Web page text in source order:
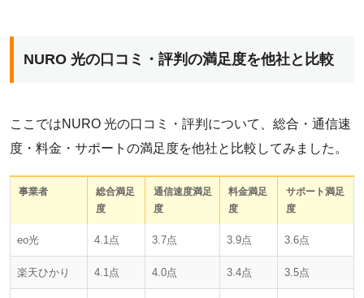
NURO 光の口コミ・評判の満足度を他社と比較
ここではNURO 光の口コミ・評判について、総合・通信速
度・料金・サポートの満足度を他社と比較してみました。
事業者
総合満足
度
通信速度満足
度
料金満足
度
サポート満足
度
eo光 4.1点 3.7点 3.9点 3.6点
楽天ひかり 4.1点 4.0点 3.4点 3.5点